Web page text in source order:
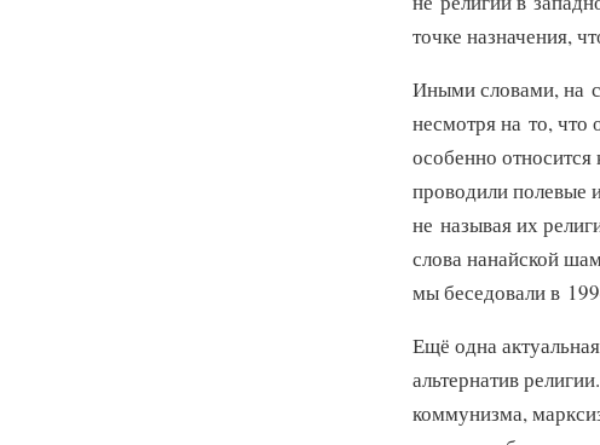
точке назначения,
Иными словами, на
несмотря на то, что
особенно
проводили полевые
не называя их
слова нанайской
мы беседовали в
Ещё одна
альтернатив
коммунизма,